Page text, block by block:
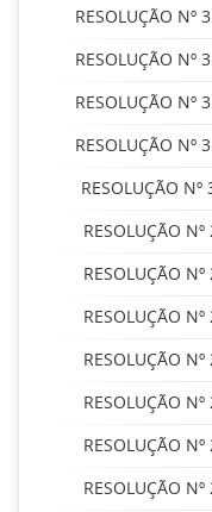
RESOLUÇÃO Nº
RESOLUÇÃO Nº
RESOLUÇÃO Nº
RESOLUÇÃO Nº
RESOLUÇÃO
RESOLUÇÃO
RESOLUÇÃO
RESOLUÇÃO
RESOLUÇÃO
RESOLUÇÃO
RESOLUÇÃO
RESOLUÇÃO